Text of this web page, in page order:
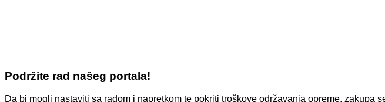
Podržite rad našeg portala!
Da bi mogli nastaviti sa radom i napretkom te pokriti troškove održavanja opreme, zakupa